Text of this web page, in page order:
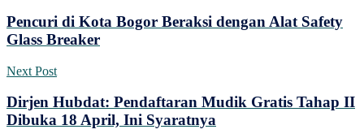
Pencuri di Kota Bogor Beraksi dengan Alat Safety
Glass Breaker
Next Post
Dirjen Hubdat: Pendaftaran Mudik Gratis Tahap II
Dibuka 18 April, Ini Syaratnya